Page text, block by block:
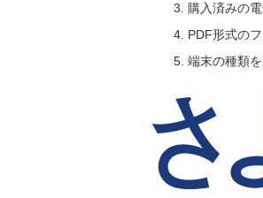
購入済みの
PDF形式の
端末の種類